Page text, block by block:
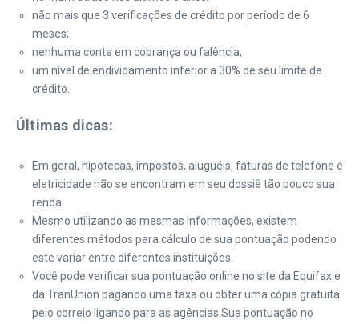
não mais que 3 verificações de crédito por período de 6
meses;
nenhuma conta em cobrança ou falência;
um nível de endividamento inferior a 30% de seu limite de
crédito.
Últimas dicas:
Em geral, hipotecas, impostos, aluguéis, faturas de telefone e
eletricidade não se encontram em seu dossiê tão pouco sua
renda.
Mesmo utilizando as mesmas informações, existem
diferentes métodos para cálculo de sua pontuação podendo
este variar entre diferentes instituições.
Você pode verificar sua pontuação online no site da Equifax e
da TranUnion pagando uma taxa ou obter uma cópia gratuita
pelo correio ligando para as agências.Sua pontuação no